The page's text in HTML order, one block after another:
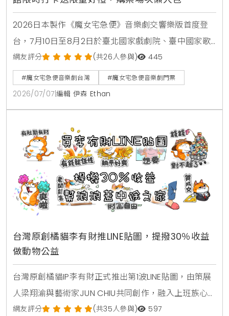
2026日本製作《魔女宅急便》音樂劇交響樂版首度登
台，7月10日至8月2日於臺北國家戲劇院、臺中國家歌
劇院演出。遠東SOGO忠孝館限時打造紅蝴蝶結、飛天
掃帚打卡裝置，拍照上傳即贈限定禮，購票請至MNA售
票網。
網友評分 (共26人參與) 445
#魔女宅急便音樂劇台灣 #魔女宅急便音樂劇門票
2026/07/07 編輯 伊森 Ethan
台灣原創橘貓李有財推LINE貼圖，提撥30％收益
做動物公益
台灣原創橘貓IP李有財正式推出第1波LINE貼圖，由策展
人梁翔渝與藝術家JUN CHIU共同創作，融入上班族心聲
與時事迷因。團隊承諾將貼圖收益扣除成本後的30％，
網友評分 (共35人參與) 597